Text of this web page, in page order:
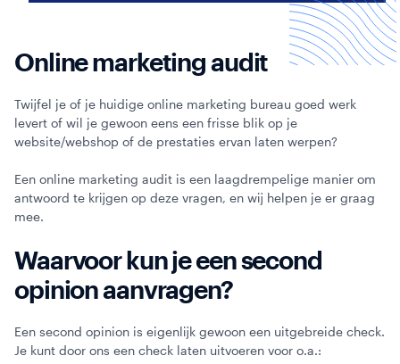
Online marketing audit
Twijfel je of je huidige online marketing bureau goed werk
levert of wil je gewoon eens een frisse blik op je
website/webshop of de prestaties ervan laten werpen?
Een online marketing audit is een laagdrempelige manier om
antwoord te krijgen op deze vragen, en wij helpen je er graag
mee.
Waarvoor kun je een second
opinion aanvragen?
Een second opinion is eigenlijk gewoon een uitgebreide check.
Je kunt door ons een check laten uitvoeren voor o.a.: